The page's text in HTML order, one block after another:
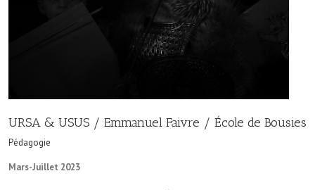
URSA & USUS / Emmanuel Faivre / École de Bousies
Pédagogie
Mars-Juillet 2023